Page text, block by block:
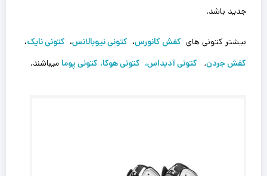
جدید باشد.
بیشتر کتونی های کفش کانورس، کتونی نیوبالانس، کتونی نایک،
کفش جردن, کتونی آدیداس، کتونی هوکا، کتونی پوما میباشند.